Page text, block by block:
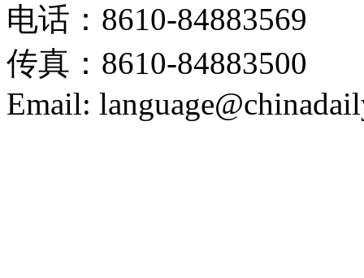
电话：8610-84883569
传真：8610-84883500
Email: